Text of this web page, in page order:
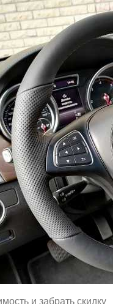
и забрать скидку